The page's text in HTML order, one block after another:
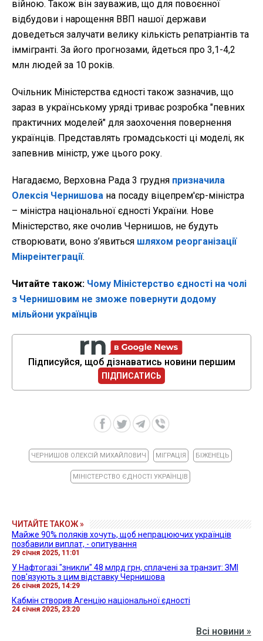
війною. Також він зауважив, що для повоєнної
відбудови і нарощення ВВП нашої держави
доведеться залучати велику кількість репатріантів та
іммігранті. За його прогнозами, йдеться про 3,1-4,2
млн людей за 10 років.
Очільник Міністерства єдності також зазначив, що
зараз в українському уряді триває розробка "певних
практичних моделей" для заохочення повернення
українців. Представлять громадськості ці моделі, як
запевнив міністр, уже цього року.
Нагадаємо, Верховна Рада 3 грудня призначила
Олексія Чернишова на посаду віцепрем'єр-міністра
– міністра національної єдності України. Нове
Міністерство, яке очолив Чернишов, не будуть
створювати, воно з’явиться шляхом реорганізації
Мінреінтеграції.
Читайте також: Чому Міністерство єдності на чолі
з Чернишовим не зможе повернути додому
мільйони українців
Підписуйся, щоб дізнаватись новини першим
ПІДПИСАТИСЬ
ЧЕРНИШОВ ОЛЕКСІЙ МИХАЙЛОВИЧ МІГРАЦІЯ БІЖЕНЕЦЬ
МІНІСТЕРСТВО ЄДНОСТІ УКРАЇНЦІВ
ЧИТАЙТЕ ТАКОЖ »
Майже 90% поляків хочуть, щоб непрацюючих українців
позбавили виплат, - опитування
29 січня 2025, 11:01
У Нафтогазі "зникли" 48 млрд грн, сплачені за транзит: ЗМІ
пов'язують з цим відставку Чернишова
26 січня 2025, 14:29
Кабмін створив Агенцію національної єдності
24 січня 2025, 23:20
Всі новини »